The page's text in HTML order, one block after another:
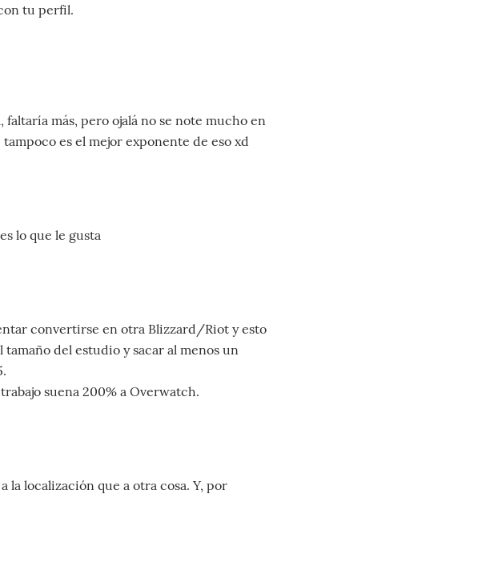
tu perfil.
más, pero ojalá no se note mucho en
es el mejor exponente de eso xd
lo que le gusta
convertirse en otra Blizzard/Riot y esto
del estudio y sacar al menos un
suena 200% a Overwatch.
la localización que a otra cosa. Y, por